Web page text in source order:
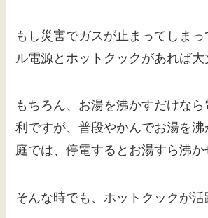
もし災害でガスが止まってしま
ル電源とホットクックがあれば大
もちろん、お湯を沸かすだけな
利ですが、普段やかんでお湯を
庭では、停電するとお湯すら沸か
そんな時でも、ホットクックが活